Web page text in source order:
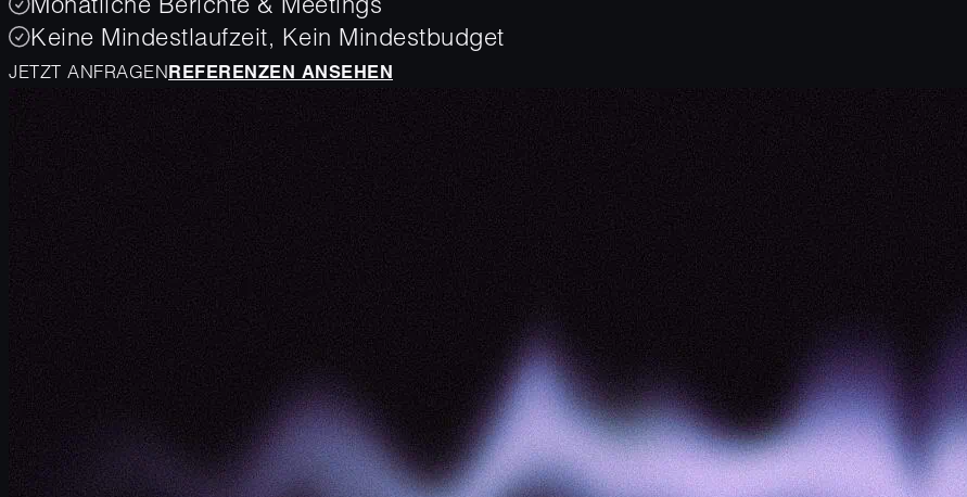
Keine Mindestlaufzeit, Kein Mindestbudget
JETZT ANFRAGENREFERENZEN ANSEHEN